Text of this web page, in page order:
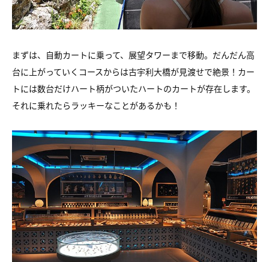
まずは、自動カートに乗って、展望タワーまで移動。 だんだん高
台に上がっていくコースからは古宇利大橋が見渡せで絶景！ カー
トには数台だけハート柄がついたハートのカートが存在します。
それに乗れたらラッキーなことがあるかも！